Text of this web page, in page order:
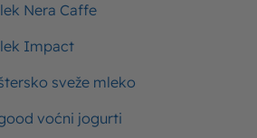
Nera Caffe
Impact
sveže mleko
voćni jogurti
bibera
belog luka u prahu
peršuna